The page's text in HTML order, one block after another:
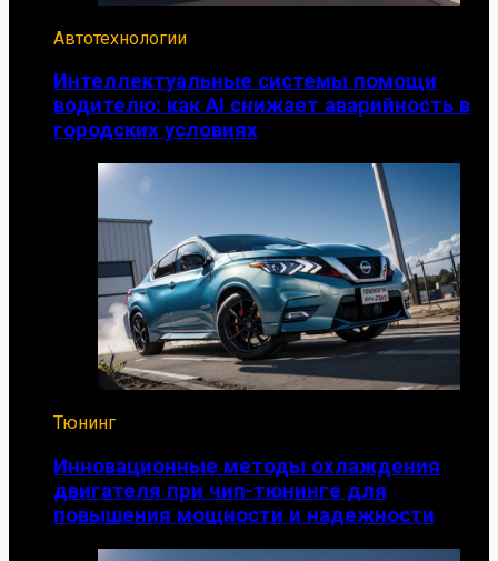
Автотехнологии
Интеллектуальные системы помощи
водителю: как AI снижает аварийность в
городских условиях
Тюнинг
Инновационные методы охлаждения
двигателя при чип-тюнинге для
повышения мощности и надежности